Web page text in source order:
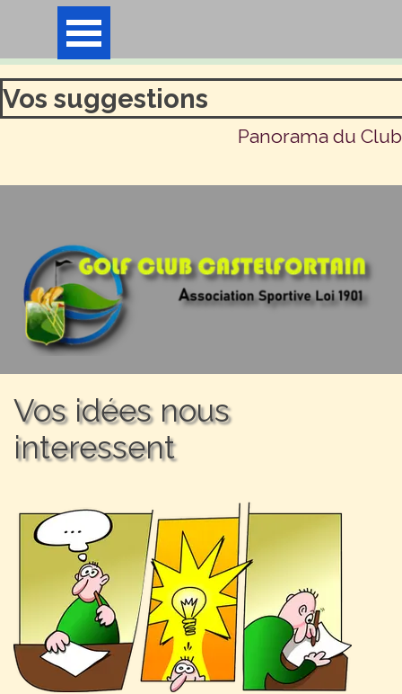
Aller au contenu
Vos suggestions
Panorama du Club
Vos idées nous
interessent